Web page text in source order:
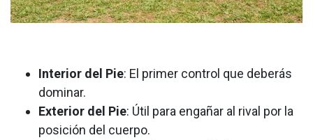
Interior del Pie: El primer control que deberás
dominar.
Exterior del Pie: Útil para engañar al rival por la
posición del cuerpo.